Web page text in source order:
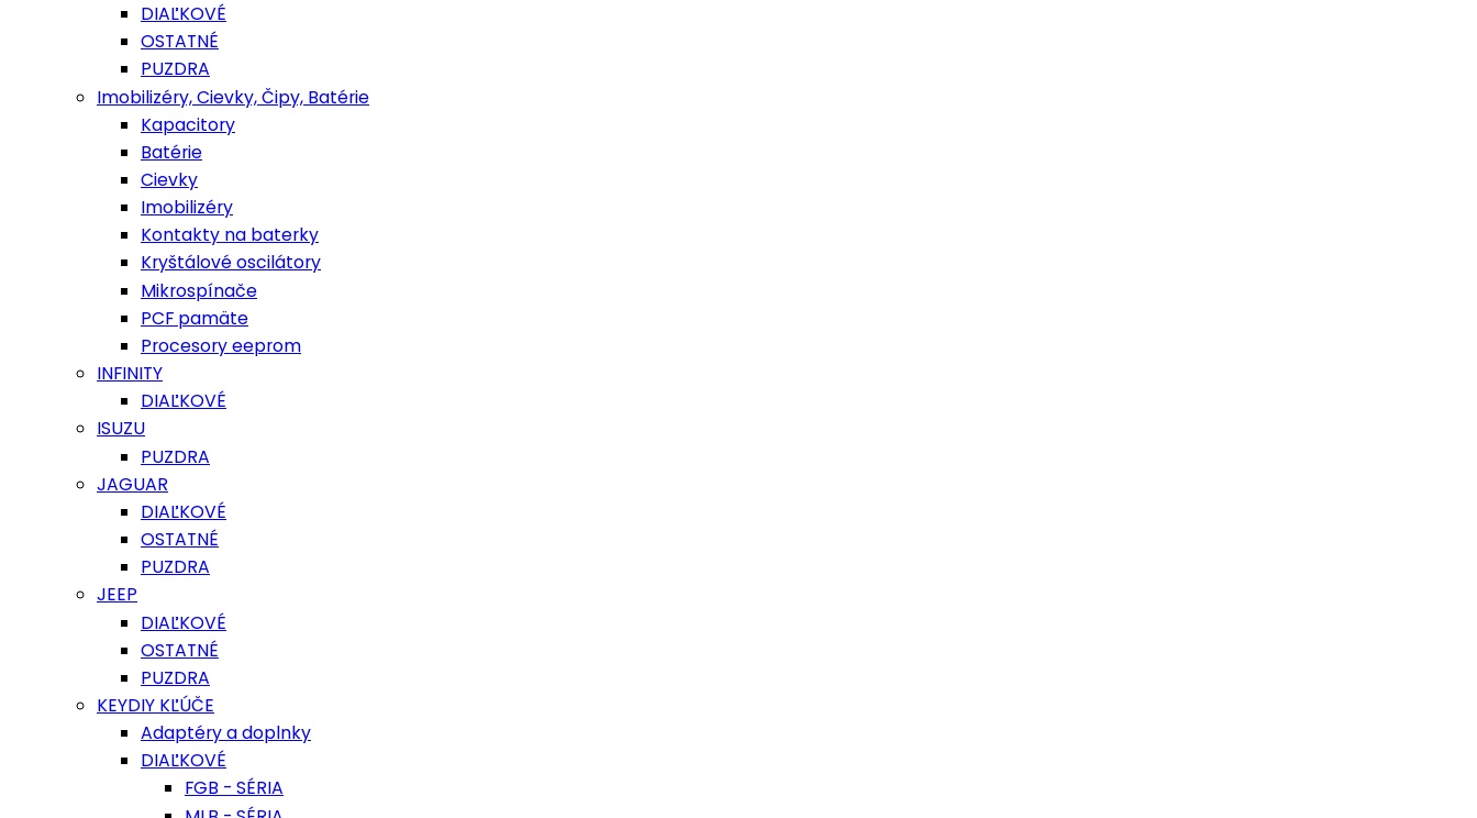
DIAĽKOVÉ
OSTATNÉ
PUZDRA
Imobilizéry, Cievky, Čipy, Batérie
Kapacitory
Batérie
Cievky
Imobilizéry
Kontakty na baterky
Kryštálové oscilátory
Mikrospínače
PCF pamäte
Procesory eeprom
INFINITY
DIAĽKOVÉ
ISUZU
PUZDRA
JAGUAR
DIAĽKOVÉ
OSTATNÉ
PUZDRA
JEEP
DIAĽKOVÉ
OSTATNÉ
PUZDRA
KEYDIY KĽÚČE
Adaptéry a doplnky
DIAĽKOVÉ
FGB - SÉRIA